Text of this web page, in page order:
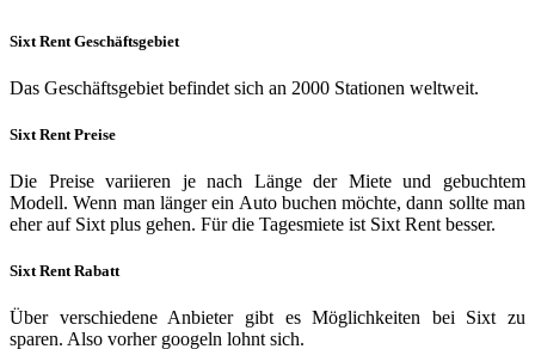
Sixt Rent Geschäftsgebiet
Das Geschäftsgebiet befindet sich an 2000 Stationen weltweit.
Sixt Rent Preise
Die Preise variieren je nach Länge der Miete und gebuchtem
Modell. Wenn man länger ein Auto buchen möchte, dann sollte man
eher auf Sixt plus gehen. Für die Tagesmiete ist Sixt Rent besser.
Sixt Rent Rabatt
Über verschiedene Anbieter gibt es Möglichkeiten bei Sixt zu
sparen. Also vorher googeln lohnt sich.